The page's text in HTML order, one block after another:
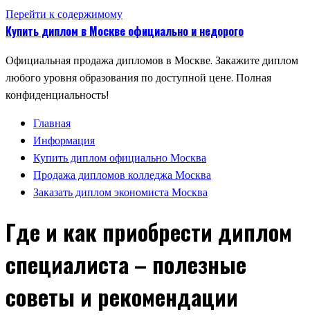
Перейти к содержимому
Купить диплом в Москве официально и недорого
Официальная продажа дипломов в Москве. Закажите диплом
любого уровня образования по доступной цене. Полная
конфиденциальность!
Главная
Информация
Купить диплом официально Москва
Продажа дипломов колледжа Москва
Заказать диплом экономиста Москва
Где и как приобрести диплом
специалиста – полезные
советы и рекомендации